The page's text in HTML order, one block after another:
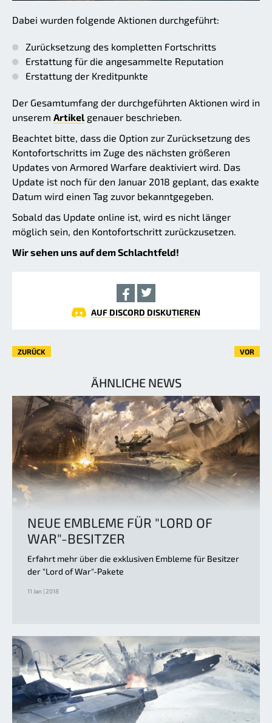
Dabei wurden folgende Aktionen durchgeführt:
Zurücksetzung des kompletten Fortschritts
Erstattung für die angesammelte Reputation
Erstattung der Kreditpunkte
Der Gesamtumfang der durchgeführten Aktionen wird in
unserem Artikel genauer beschrieben.
Beachtet bitte, dass die Option zur Zurücksetzung des
Kontofortschritts im Zuge des nächsten größeren
Updates von Armored Warfare deaktiviert wird. Das
Update ist noch für den Januar 2018 geplant, das exakte
Datum wird einen Tag zuvor bekanntgegeben.
Sobald das Update online ist, wird es nicht länger
möglich sein, den Kontofortschritt zurückzusetzen.
Wir sehen uns auf dem Schlachtfeld!
AUF DISCORD DISKUTIEREN
ZURÜCK VOR
ÄHNLICHE NEWS
NEUE EMBLEME FÜR "LORD OF
WAR"-BESITZER
Erfahrt mehr über die exklusiven Embleme für Besitzer
der "Lord of War"-Pakete
11 Jan | 2018